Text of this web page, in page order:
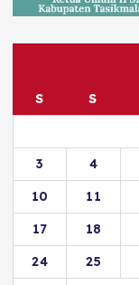
S S
3
4
10
11
17
18
24
25